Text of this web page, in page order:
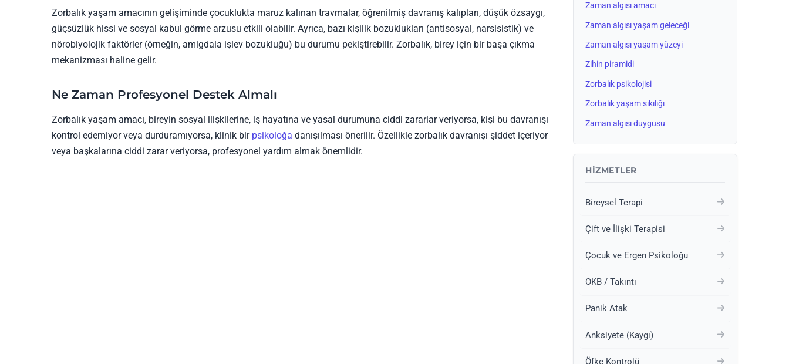
Zorbalık yaşam amacının gelişiminde çocuklukta maruz kalınan travmalar, öğrenilmiş davranış kalıpları, düşük özsaygı,
güçsüzlük hissi ve sosyal kabul görme arzusu etkili olabilir. Ayrıca, bazı kişilik bozuklukları (antisosyal, narsisistik) ve
nörobiyolojik faktörler (örneğin, amigdala işlev bozukluğu) bu durumu pekiştirebilir. Zorbalık, birey için bir başa çıkma
mekanizması haline gelir.
Ne Zaman Profesyonel Destek Almalı
Zorbalık yaşam amacı, bireyin sosyal ilişkilerine, iş hayatına ve yasal durumuna ciddi zararlar veriyorsa, kişi bu davranışı
kontrol edemiyor veya durduramıyorsa, klinik bir psikoloğa danışılması önerilir. Özellikle zorbalık davranışı şiddet içeriyor
veya başkalarına ciddi zarar veriyorsa, profesyonel yardım almak önemlidir.
Zaman algısı amacı
Zaman algısı yaşam geleceği
Zaman algısı yaşam yüzeyi
Zihin piramidi
Zorbalık psikolojisi
Zorbalık yaşam sıkılığı
Zaman algısı duygusu
HIZMETLER
Bireysel Terapi
Çift ve İlişki Terapisi
Çocuk ve Ergen Psikoloğu
OKB / Takıntı
Panik Atak
Anksiyete (Kaygı)
Öfke Kontrolü